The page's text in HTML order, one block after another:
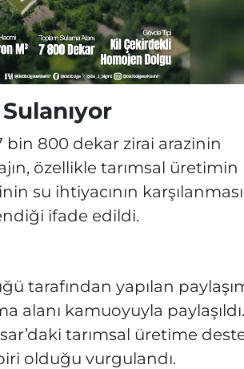
bin 800 dekar zirai arazinin
özellikle tarımsal üretimin
su ihtiyacının karşılanması
ifade edildi.
tarafından yapılan
alanı kamuoyuyla paylaşıldı.
tarımsal üretime
olduğu vurgulandı.